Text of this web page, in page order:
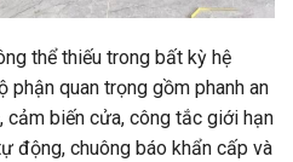
thể thiếu trong bất kỳ hệ
phận quan trọng gồm phanh an
cảm biến cửa, công tắc giới hạn
động, chuông báo khẩn cấp và